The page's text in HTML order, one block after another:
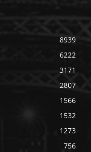
8939
6222
3171
2807
1566
1532
1273
756